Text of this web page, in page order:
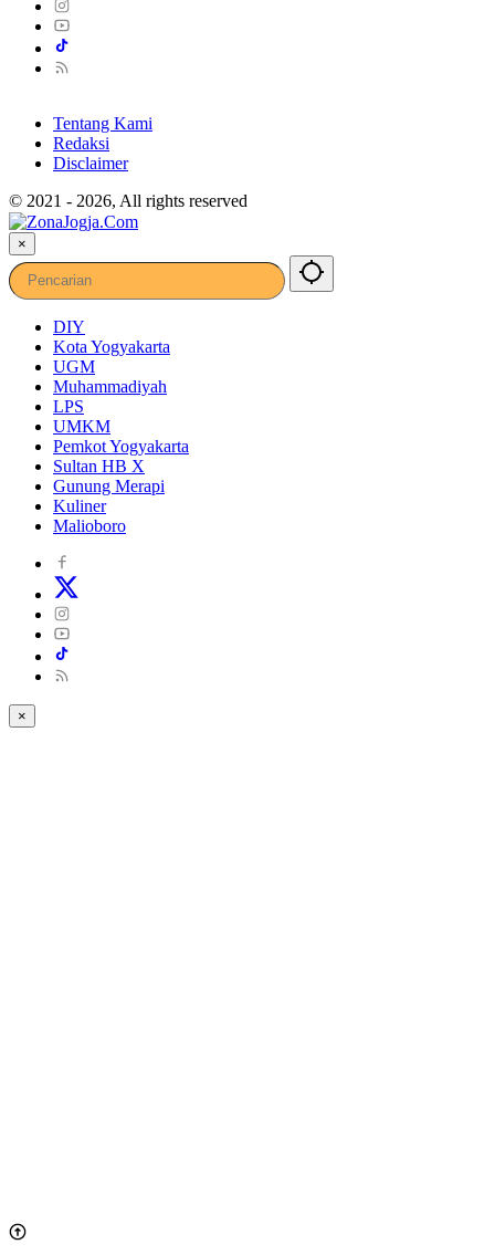
Tentang Kami
Redaksi
Disclaimer
© 2021 - 2026, All rights reserved
×
DIY
Kota Yogyakarta
UGM
Muhammadiyah
LPS
UMKM
Pemkot Yogyakarta
Sultan HB X
Gunung Merapi
Kuliner
Malioboro
×